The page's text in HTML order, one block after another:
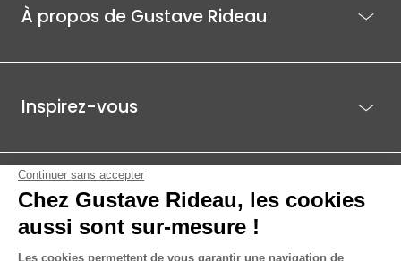
À propos de Gustave Rideau
Inspirez-vous
Je suis déjà client